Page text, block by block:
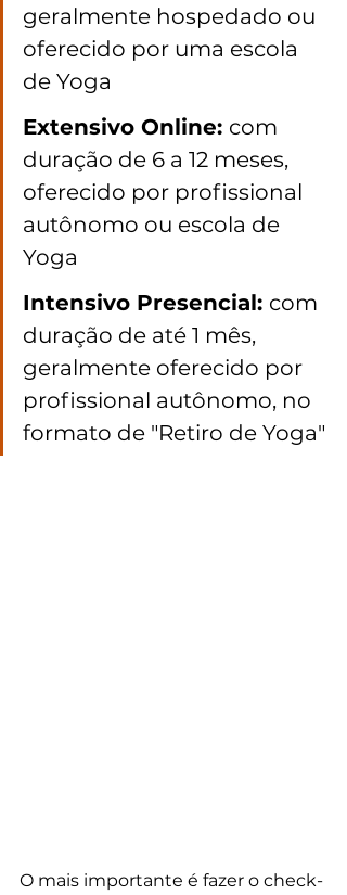
geralmente hospedado ou
oferecido por uma escola
de Yoga
Extensivo Online: com
duração de 6 a 12 meses,
oferecido por profissional
autônomo ou escola de
Yoga
Intensivo Presencial: com
duração de até 1 mês,
geralmente oferecido por
profissional autônomo, no
formato de "Retiro de Yoga"
O mais importante é fazer o check-